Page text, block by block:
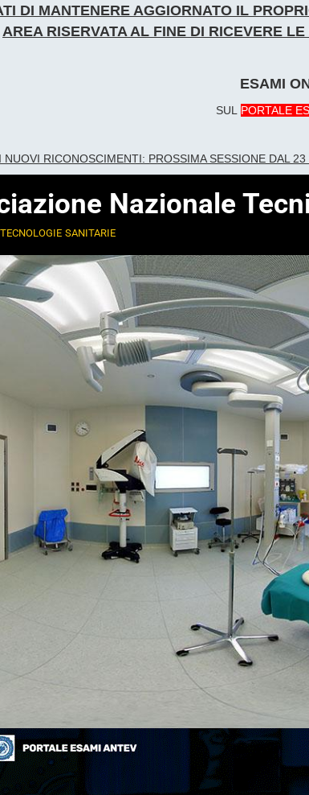
DI MANTENERE AGGIORNATO IL
AREA RISERVATA AL FINE DI RICEVERE
ESAMI
SUL PORTALE
NUOVI RICONOSCIMENTI: PROSSIMA SESSIONE DAL
Nazionale
sanitarie